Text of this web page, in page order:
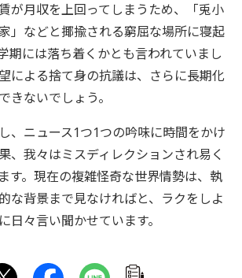
が月収を上回ってしまうため、「兎小
」などと揶揄される窮屈な場所に寝起
期には落ち着くかとも言われていまし
による捨て身の抗議は、さらに長期化
きないでしょう。
、ニュース1つ1つの吟味に時間をかけ
、我々はミスディレクションされ易く
す。現在の複雑怪奇な世界情勢は、執
な背景まで見なければと、ラクをしよ
日々言い聞かせています。